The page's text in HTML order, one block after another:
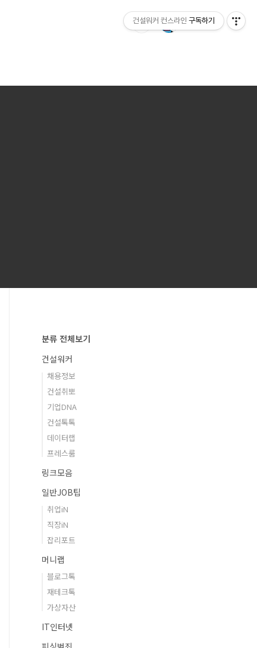
분류 전체보기
건설워커
채용정보
건설취뽀
기업DNA
건설톡톡
데이터랩
프레스룸
링크모음
일반JOB팁
취업iN
직장iN
잡리포트
머니랩
블로그톡
재테크톡
가상자산
IT인터넷
건설워커 컨스라인 구독하기